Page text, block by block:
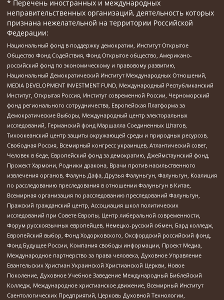
* Перечень иностранных и международных
неправительственных организаций, деятельность которых
признана нежелательной на территории Российской
Федерации:
Национальный фонд в поддержку демократии, Институт Открытое
Общество Фонд Содействия, Фонд Открытое общество, Американо-
российский фонд по экономическому и правовому развитию,
Национальный Демократический Институт Международных Отношений,
MEDIA DEVELOPMENT INVESTMENT FUND, Международный Республиканский
Институт, Открытая Россия, Институт современной России, Черноморский
фонд регионального сотрудничества, Европейская Платформа за
Демократические Выборы, Международный центр электоральных
исследований, Германский фонд Маршалла Соединенных Штатов,
Тихоокеанский центр защиты окружающей среды и природных ресурсов,
Свободная Россия, Всемирный конгресс украинцев, Атлантический совет,
Человек в беде, Европейский фонд за демократию, Джеймстаунский фонд,
Прожект Хармони, Родники дракона, Врачи против насильственного
извлечения органов, Фалунь Дафа, Друзья Фалуньгун, Фалуньгун, Коалиция
по расследованию преследования в отношении Фалуньгун в Китае,
Всемирная организация по расследованию преследований Фалуньгун,
Пражский гражданский центр, Ассоциация школ политических
исследований при Совете Европы, Центр либеральной современности,
Форум русскоязычных европейцев, Немецко-русский обмен, Бард колледж,
Европейский выбор, Фонд Ходорковского, Оксфордский российский фонд,
Фонд Будущее России, Компания свободы информации, Проект Медиа,
Международное партнерство за права человека, Духовное Управление
Евангельских Христиан Украинской Христианской Церкви, Новое
Поколение, Духовное Учебное Заведение Международный Библейский
Колледж, Международное христианское движение, Всемирный Институт
Саентологических Предприятий, Церковь Духовной Технологии,